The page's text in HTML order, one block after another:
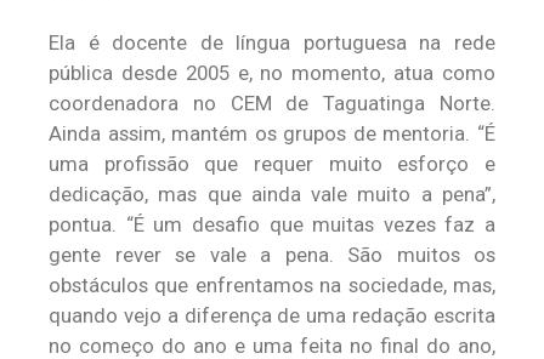
Ela é docente de língua portuguesa na rede
pública desde 2005 e, no momento, atua como
coordenadora no CEM de Taguatinga Norte.
Ainda assim, mantém os grupos de mentoria. “É
uma profissão que requer muito esforço e
dedicação, mas que ainda vale muito a pena”,
pontua. “É um desafio que muitas vezes faz a
gente rever se vale a pena. São muitos os
obstáculos que enfrentamos na sociedade, mas,
quando vejo a diferença de uma redação escrita
no começo do ano e uma feita no final do ano,